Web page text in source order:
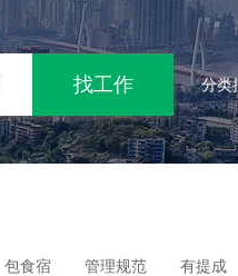
分类
包食宿 管理规范 有提成